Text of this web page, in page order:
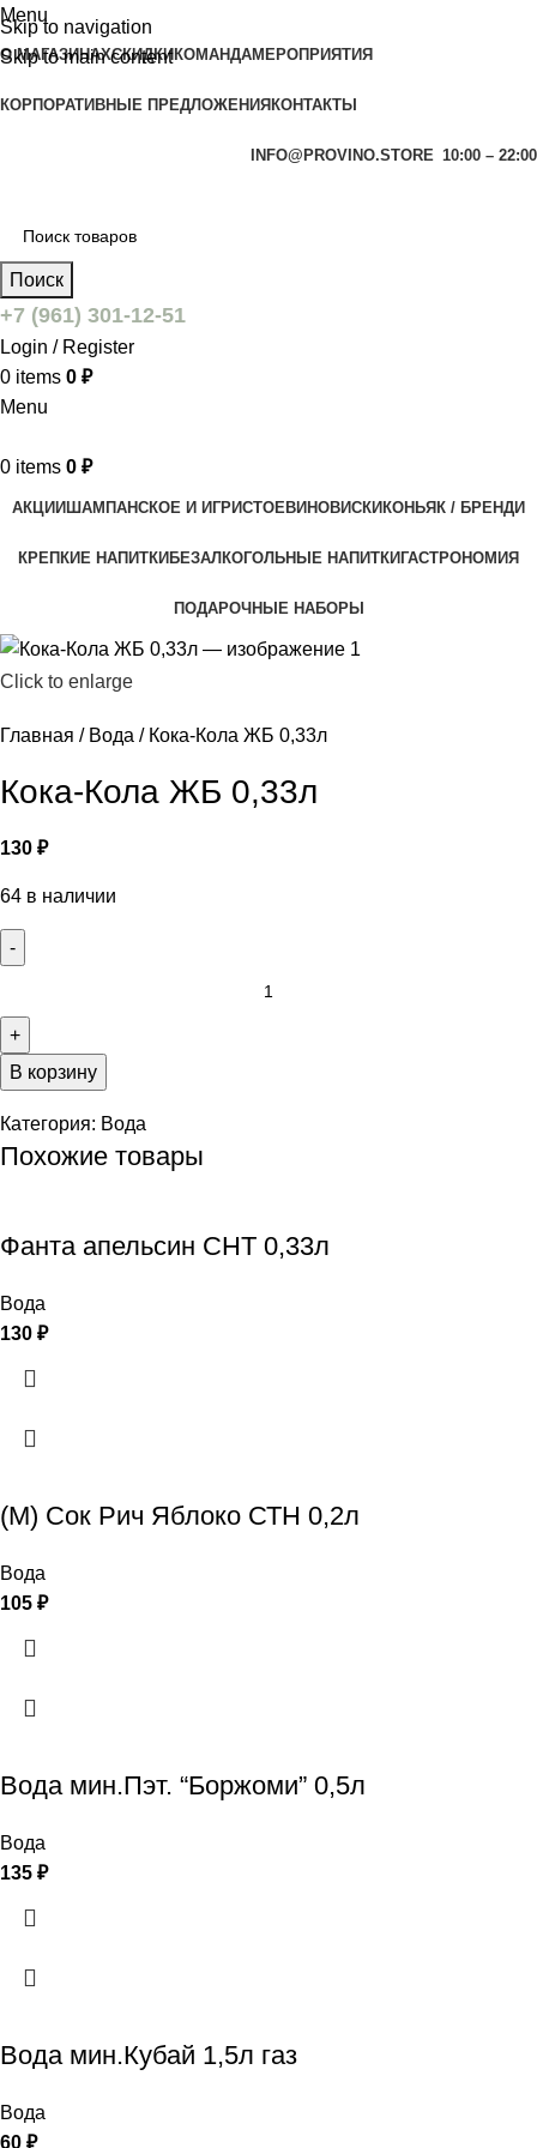
Skip to navigation
Skip to main content
Menu
О МАГАЗИНАХСКИДКИКОМАНДАМЕРОПРИЯТИЯ
КОРПОРАТИВНЫЕ ПРЕДЛОЖЕНИЯ КОНТАКТЫ
INFO@PROVINO.STORE 10:00 – 22:00
Поиск
+7 (961) 301-12-51
Login / Register
0 items 0 ₽
Menu
0 items 0 ₽
АКЦИИШАМПАНСКОЕ И ИГРИСТОЕВИНОВИСКИКОНЬЯК / БРЕНДИ
КРЕПКИЕ НАПИТКИБЕЗАЛКОГОЛЬНЫЕ НАПИТКИГАСТРОНОМИЯ
ПОДАРОЧНЫЕ НАБОРЫ
Click to enlarge
Главная Вода Кока-Кола ЖБ 0,33л
Кока-Кола ЖБ 0,33л
130 ₽
64 в наличии
В корзину
Категория: Вода
Похожие товары
Фанта апельсин СНТ 0,33л
Вода
130 ₽
(М) Сок Рич Яблоко СТН 0,2л
Вода
105 ₽
Вода мин.Пэт. “Боржоми” 0,5л
Вода
135 ₽
Вода мин.Кубай 1,5л газ
Вода
60 ₽